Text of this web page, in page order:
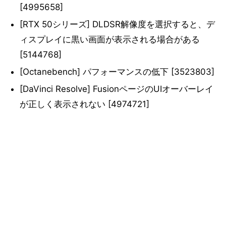
[4995658]
[RTX 50シリーズ] DLDSR解像度を選択すると、デ
ィスプレイに黒い画面が表示される場合がある
[5144768]
[Octanebench] パフォーマンスの低下 [3523803]
[DaVinci Resolve] FusionページのUIオーバーレイ
が正しく表示されない [4974721]